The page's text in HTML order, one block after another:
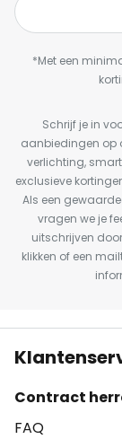
*Met een
Schrijf je in
aanbiedingen op
verlichting,
exclusieve
Als een
vragen we je
uitschrijven
klikken of een
Contract
FAQ